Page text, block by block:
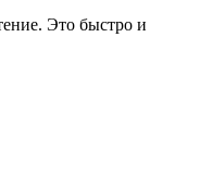
Это быстро и